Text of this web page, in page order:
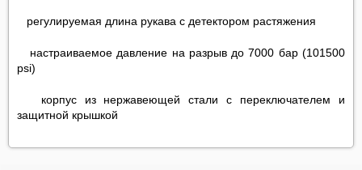
регулируемая длина рукава с детектором растяжения
настраиваемое давление на разрыв до 7000 бар (101500
psi)
корпус из нержавеющей стали с переключателем и
защитной крышкой